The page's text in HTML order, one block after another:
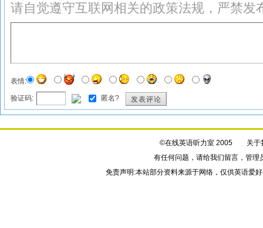
请自觉遵守互联网相关的政策法规，严禁发
表情:
验证码: 匿名? 发表评论
©在线英语听力室 2005 关于
有任何问题，请给我们留言，管理
免责声明:本站部分资料来源于网络，仅供英语爱